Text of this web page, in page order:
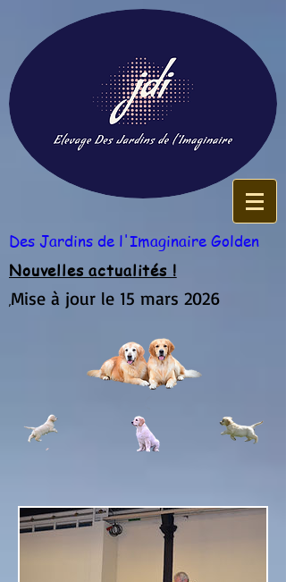
Des Jardins de l'Imaginaire Golden
Nouvelles actualités !
,Mise à jour le 15 mars 2026